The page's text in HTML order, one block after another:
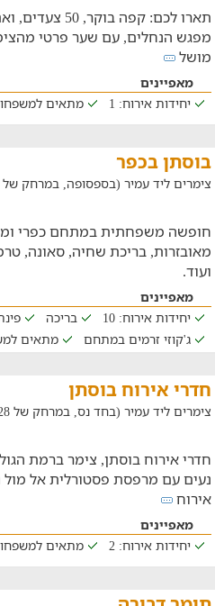
תארו לכם: קפה
מפגש הנחלים, עם שער פרטי
מושל
מאפיינים
יחידות אירוח: 1
מתאים
בוסתן בכפר
צימרים ליד עמיר (בספסופה, במרחק של 25
מאובזרות, בריכת שחיה, סאונה,
ועוד.
מאפיינים
יחידות אירוח: 10
בריכה
ג'קוזי זרמים במתחם
מתאים
חדרי אירוח בוסתן
צימרים ליד עמיר (בחד נס, במרחק של 28 ק"מ)
חדרי אירוח בוסתן, צימר ברמת
אירוח
מאפיינים
יחידות אירוח: 2
מתאים